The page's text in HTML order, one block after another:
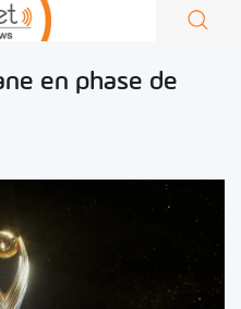
en phase de